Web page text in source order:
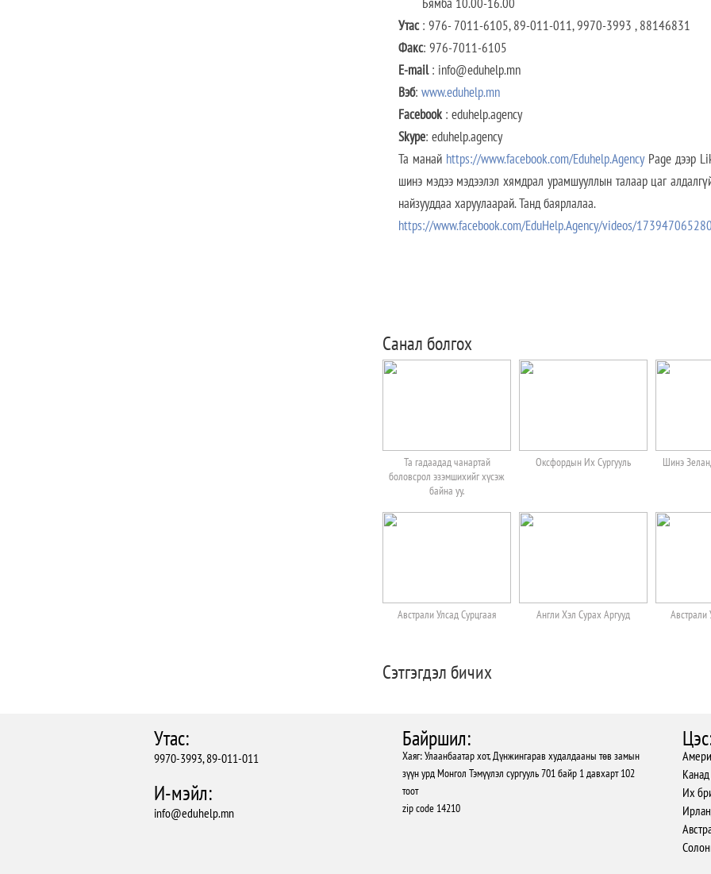
Утас: 976- 7011-6105, 89-011-011, 9970-3993 , 88146831
Факс: 976-7011-6105
E-mail: info@eduhelp.mn
Вэб: www.eduhelp.mn
Facebook: eduhelp.agency
Skype: eduhelp.agency
Та манай https://www.facebook.com/Eduhelp.AgencyPage дээр
шинэ мэдээ мэдээлэл хямдрал урамшууллын талаар цаг
найзууддаа харуулаарай. Танд баярлалаа.
https://www.facebook.com/EduHelp.Agency/videos/
Санал болгох
Та гадаадад чанартай
боловсрол эзэмшихийг хүсэж
байна уу.
Оксфордын Их Сургууль Шинэ
Австрали Улсад Сурцгаая Англи Хэл Сурах Аргууд Австрали
Сэтгэгдэл бичих
Утас:
9970-3993, 89-011-011
И-мэйл:
info@eduhelp.mn
Байршил:
Хаяг: Улаанбаатар хот, Дүнжингарав худалдааны төв замын
зүүн урд Монгол Тэмүүлэл сургууль 701 байр 1 давхарт 102
тоот
zip code 14210
Канад
Их